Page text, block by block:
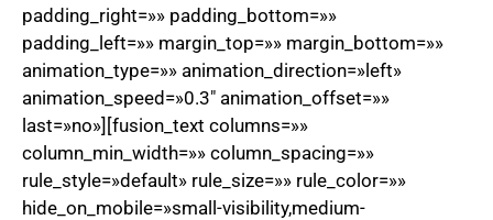
padding_right=»» padding_bottom=»»
padding_left=»» margin_top=»» margin_bottom=»»
animation_type=»» animation_direction=»left»
animation_speed=»0.3″ animation_offset=»»
last=»no»][fusion_text columns=»»
column_min_width=»» column_spacing=»»
rule_style=»default» rule_size=»» rule_color=»»
hide_on_mobile=»small-visibility,medium-